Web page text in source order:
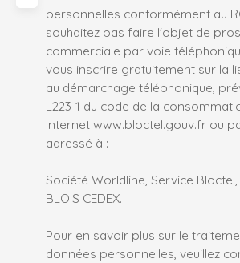
personnelles conformément au
souhaitez pas faire l'objet de
commerciale par voie
vous inscrire gratuitement sur la
au démarchage téléphonique,
L223-1 du code de la
Internet www.bloctel.gouv.fr ou
adressé à :
Société Worldline, Service Bloctel,
BLOIS CEDEX.
Pour en savoir plus sur le
données personnelles, veuillez